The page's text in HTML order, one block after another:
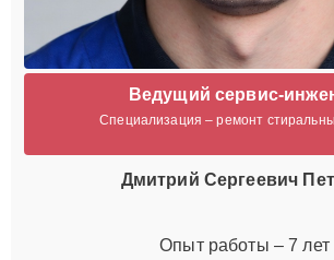
Ведущий сервис-
Специализация – ремонт
Дмитрий Сергеевич
Опыт работы – 7 лет